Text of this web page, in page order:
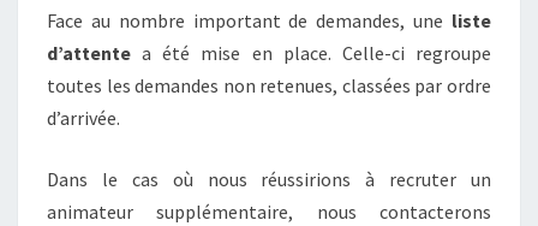
Face au nombre important de demandes, une liste
d’attente a été mise en place. Celle-ci regroupe
toutes les demandes non retenues, classées par ordre
d’arrivée.
Dans le cas où nous réussirions à recruter un
animateur supplémentaire, nous contacterons